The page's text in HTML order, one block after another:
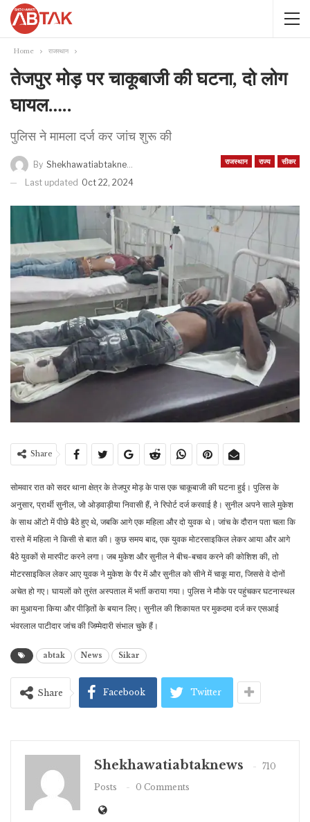
Home राजस्थान
तेजपुर मोड़ पर चाकूबाजी की घटना, दो लोग
घायल…..
पुलिस ने मामला दर्ज कर जांच शुरू की
राजस्थान राज्य सीकर
By Shekhawatiabtaknews
Last updated Oct 22, 2024
Share
सोमवार रात को सदर थाना क्षेत्र के तेजपुर मोड़ के पास एक चाकूबाजी की घटना हुई। पुलिस के
अनुसार, प्रार्थी सुनील, जो ओड़वाड़ीया निवासी हैं, ने रिपोर्ट दर्ज करवाई है। सुनील अपने साले मुकेश
के साथ ऑटो में पीछे बैठे हुए थे, जबकि आगे एक महिला और दो युवक थे। जांच के दौरान पता चला कि
रास्ते में महिला ने किसी से बात की। कुछ समय बाद, एक युवक मोटरसाइकिल लेकर आया और आगे
बैठे युवकों से मारपीट करने लगा। जब मुकेश और सुनील ने बीच-बचाव करने की कोशिश की, तो
मोटरसाइकिल लेकर आए युवक ने मुकेश के पैर में और सुनील को सीने में चाकू मारा, जिससे वे दोनों
अचेत हो गए। घायलों को तुरंत अस्पताल में भर्ती कराया गया। पुलिस ने मौके पर पहुंचकर घटनास्थल
का मुआयना किया और पीड़ितों के बयान लिए। सुनील की शिकायत पर मुकदमा दर्ज कर एसआई
भंवरलाल पाटीदार जांच की जिम्मेदारी संभाल चुके हैं।
abtak News Sikar
Share Facebook Twitter
Shekhawatiabtaknews
710
Posts
0 Comments